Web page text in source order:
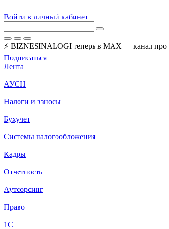
Войти в личный кабинет
⚡ BIZNESINALOGI теперь в MAX — канал про
Подписаться
Лента
АУСН
Налоги и взносы
Бухучет
Системы налогообложения
Кадры
Отчетность
Аутсорсинг
Право
1С